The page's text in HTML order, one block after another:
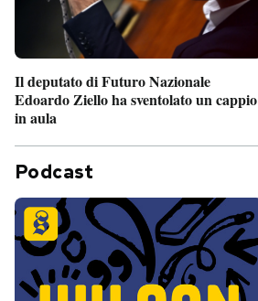
Il deputato di Futuro Nazionale
Edoardo Ziello ha sventolato un cappio
in aula
Podcast